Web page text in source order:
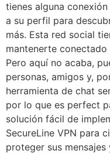
tienes alguna
a su perfil para
más. Esta red social
mantenerte
Pero aquí no acaba,
personas, amigos y,
herramienta de chat
por lo que es perfect
solución fácil de
SecureLine VPN para
proteger sus